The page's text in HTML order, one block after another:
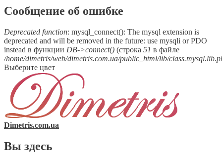
Сообщение об ошибке
Deprecated function: mysql_connect(): The mysql extension is
deprecated and will be removed in the future: use mysqli or PDO
instead в функции DB->connect() (строка 51 в файле
/home/dimetris/web/dimetris.com.ua/public_html/lib/
Выберите цвет
Dimetris.com.ua
Вы здесь